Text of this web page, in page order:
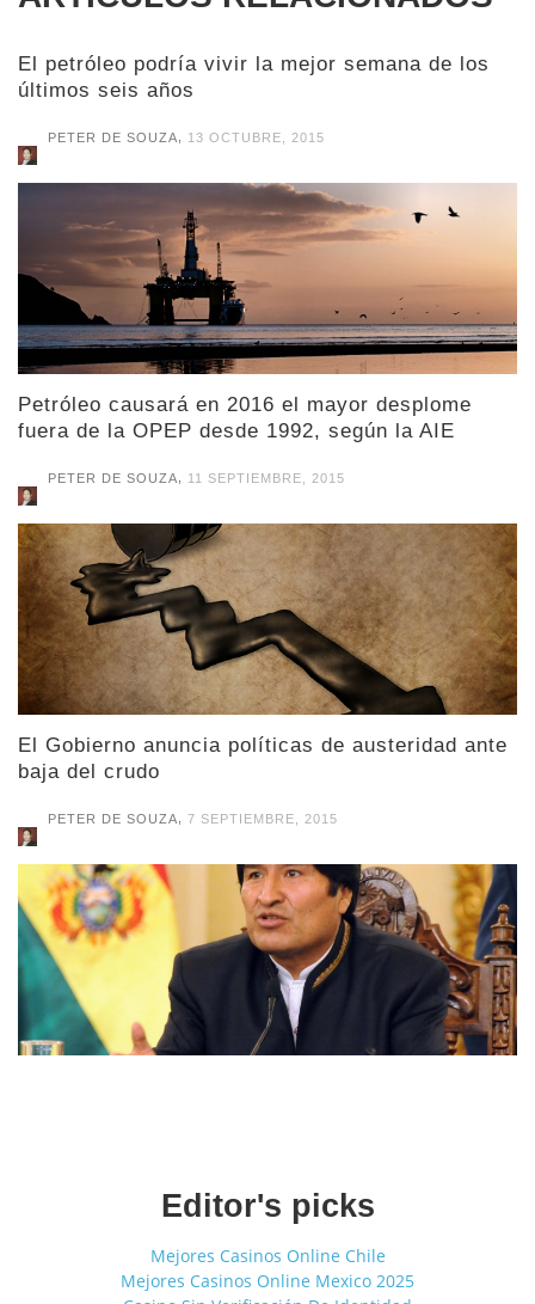
El petróleo podría vivir la mejor semana de los
últimos seis años
PETER DE SOUZA 13 OCTUBRE, 2015
Petróleo causará en 2016 el mayor desplome
fuera de la OPEP desde 1992, según la AIE
PETER DE SOUZA 11 SEPTIEMBRE, 2015
El Gobierno anuncia políticas de austeridad ante
baja del crudo
PETER DE SOUZA 7 SEPTIEMBRE, 2015
Editor's picks
Mejores Casinos Online Chile
Mejores Casinos Online Mexico 2025